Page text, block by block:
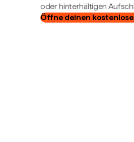
oder hinterhältigen
Öffne deinen